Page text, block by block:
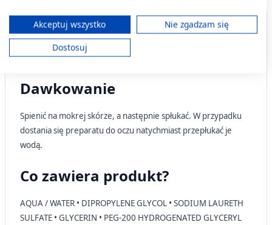
kwasem hialuronowym
do skóry normalnej i
mieszanej, 50 ml
124,69 zł 107,99 zł
Kiedy stosować produkt?
Codzienne oczyszczanie wrażliwej skóry twarzy.
Dawkowanie
Spienić na mokrej skórze, a następnie spłukać. W przypadku
dostania się preparatu do oczu natychmiast przepłukać je
wodą.
Co zawiera produkt?
AQUA / WATER • DIPROPYLENE GLYCOL • SODIUM LAURETH
SULFATE • GLYCERIN • PEG-200 HYDROGENATED GLYCERYL
ograniczonych danych do wyboru treści.
Dane mogą być udostępniane poza Unię Europejską i wysyłane do USA.
Twoja zgoda i polityka cookie dotyczą wyłącznie tej witryny/aplikacji.
Wyświetl listę partnerów (11 dostawców IAB)
Cele przetwarzania IAB:
lub dostęp do nich
Wykorzystywanie ograniczonych danych do
wyboru reklam
Tworzenie profili w celu
spersonalizowanych reklam
Wykorzystanie profili do wyboru
spersonalizowanych reklam
Akceptuj wszystko
Nie zgadzam się
Dostosuj